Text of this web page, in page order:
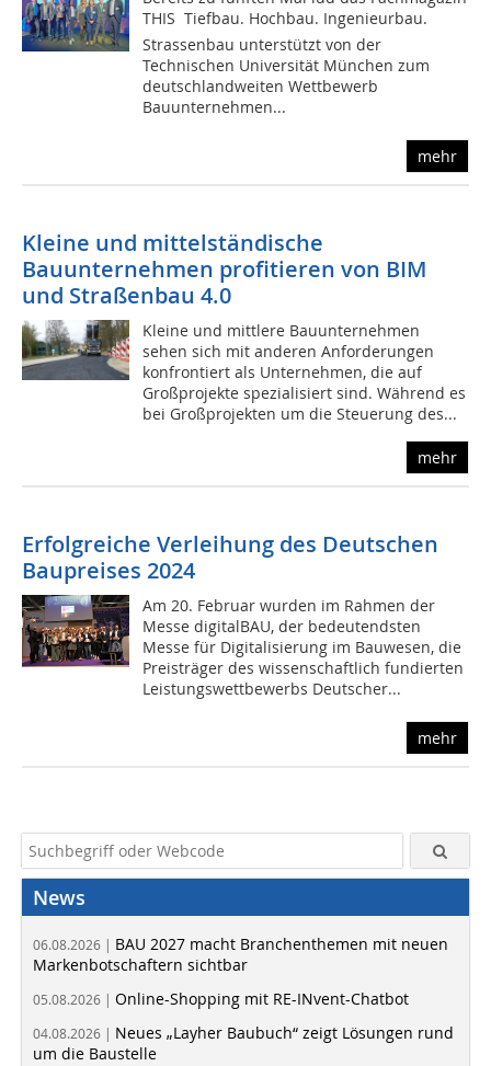
THIS  Tiefbau. Hochbau. Ingenieurbau.
Strassenbau unterstützt von der
Technischen Universität München zum
deutschlandweiten Wettbewerb
Bauunternehmen...
mehr
Kleine und mittelständische
Bauunternehmen profitieren von BIM
und Straßenbau 4.0
Kleine und mittlere Bauunternehmen
sehen sich mit anderen Anforderungen
konfrontiert als Unternehmen, die auf
Großprojekte spezialisiert sind. Während es
bei Großprojekten um die Steuerung des...
mehr
Erfolgreiche Verleihung des Deutschen
Baupreises 2024
Am 20. Februar wurden im Rahmen der
Messe digitalBAU, der bedeutendsten
Messe für Digitalisierung im Bauwesen, die
Preisträger des wissenschaftlich fundierten
Leistungswettbewerbs Deutscher...
mehr
News
06.08.2026 | BAU 2027 macht Branchenthemen mit neuen
Markenbotschaftern sichtbar
05.08.2026 | Online-Shopping mit RE-INvent-Chatbot
04.08.2026 | Neues „Layher Baubuch“ zeigt Lösungen rund
um die Baustelle